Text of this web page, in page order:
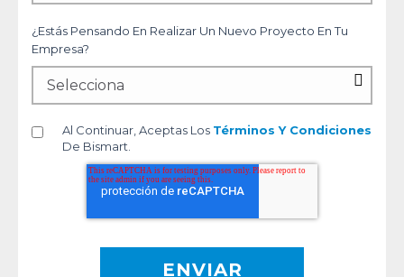
¿Estás Pensando En Realizar Un Nuevo Proyecto En Tu
Empresa?
Al Continuar, Aceptas Los Términos Y Condiciones
De Bismart.